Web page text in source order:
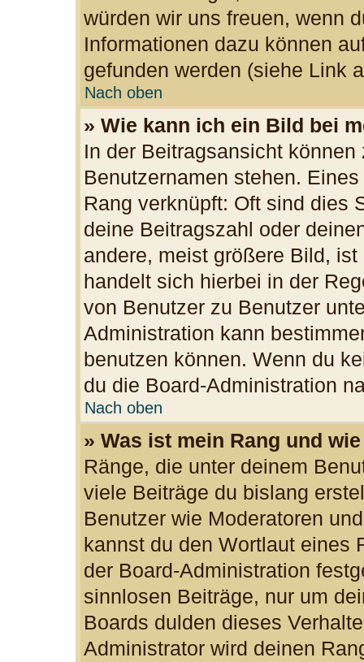
würden wir uns freuen, wenn
Informationen dazu können
gefunden werden (siehe Link
Nach oben
» Wie kann ich ein Bild bei
In der Beitragsansicht
Benutzernamen stehen.
Rang verknüpft: Oft sind dies
deine Beitragszahl oder
andere, meist größere Bild, ist
handelt sich hierbei in der
von Benutzer zu Benutzer
Administration kann
benutzen können. Wenn du
du die Board-Administration
Nach oben
» Was ist mein Rang und
Ränge, die unter deinem
viele Beiträge du bislang
Benutzer wie Moderatoren
kannst du den Wortlaut eines
der Board-Administration
sinnlosen Beiträge, nur um
Boards dulden dieses
Administrator wird deinen